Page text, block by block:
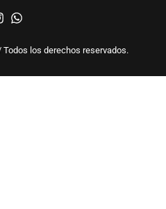
Todos los derechos reservados.